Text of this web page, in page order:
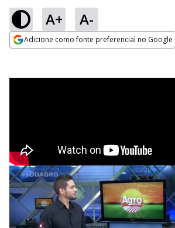
A+ A-
Adicione como fonte preferencial no Google